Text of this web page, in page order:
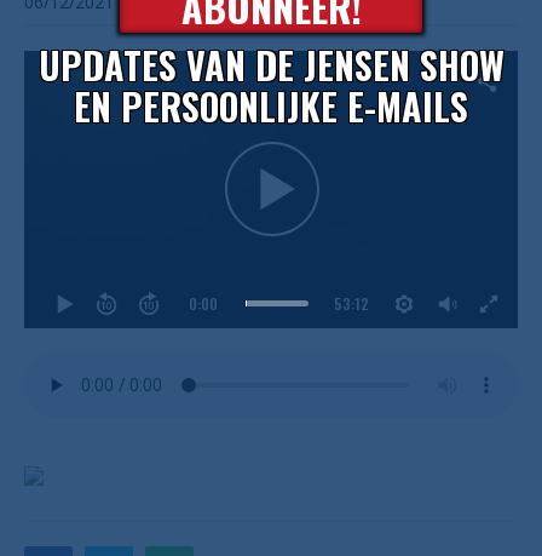
0:00 53:12
UPDATES VAN DE JENSEN SHOW
EN PERSOONLIJKE E-MAILS